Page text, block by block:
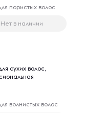
пористых волос
Нет в наличии
сухих волос,
волнистых волос